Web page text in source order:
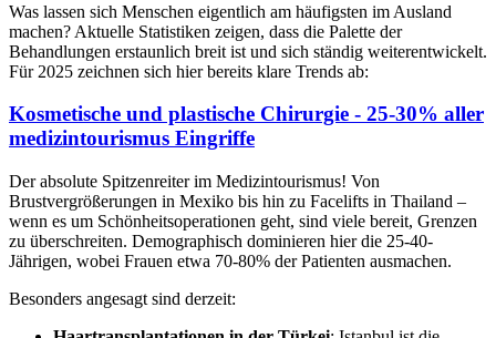
Was lassen sich Menschen eigentlich am häufigsten im Ausland
machen? Aktuelle Statistiken zeigen, dass die Palette der
Behandlungen erstaunlich breit ist und sich ständig weiterentwickelt.
Für 2025 zeichnen sich hier bereits klare Trends ab:
Kosmetische und plastische Chirurgie - 25-30% aller
medizintourismus Eingriffe
Der absolute Spitzenreiter im Medizintourismus! Von
Brustvergrößerungen in Mexiko bis hin zu Facelifts in Thailand –
wenn es um Schönheitsoperationen geht, sind viele bereit, Grenzen
zu überschreiten. Demographisch dominieren hier die 25-40-
Jährigen, wobei Frauen etwa 70-80% der Patienten ausmachen.
Besonders angesagt sind derzeit: